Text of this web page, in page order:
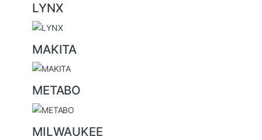
LYNX
MAKITA
METABO
MILWAUKEE